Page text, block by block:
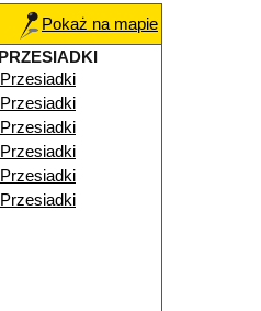
Pokaż na mapie
PRZESIADKI
Przesiadki
Przesiadki
Przesiadki
Przesiadki
Przesiadki
Przesiadki